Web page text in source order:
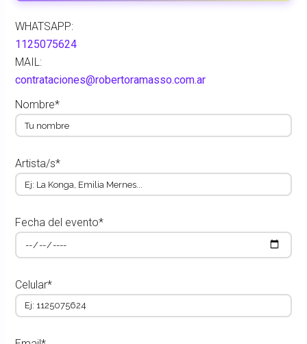
WHATSAPP:
1125075624
MAIL:
contrataciones@robertoramasso.com.ar
Nombre*
Artista/s*
Fecha del evento*
Celular*